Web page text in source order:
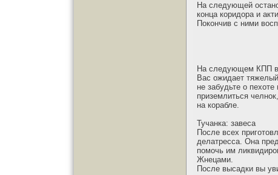
На следующей
конца коридора и
Покончив с ними
На следующем КПП
Вас ожидает
не забудьте о
приземлиться
на корабле.
Тучанка: завеса
После всех
делатресса. Она
помочь им
Жнецами.
После высадки вы